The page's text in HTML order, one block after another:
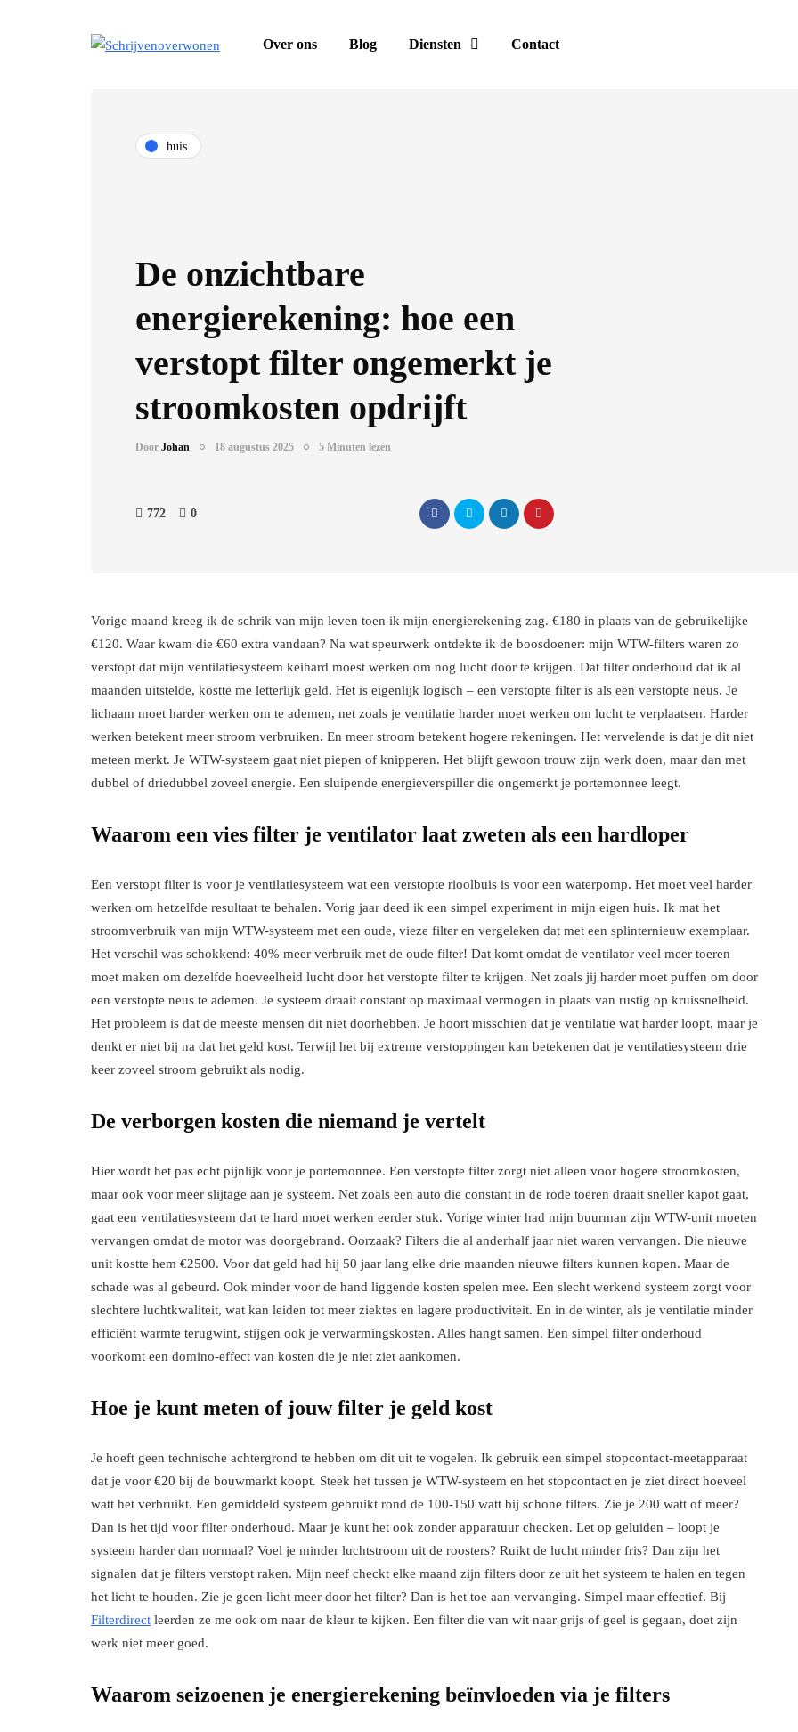
Over ons Blog Diensten Contact
huis
De onzichtbare
energierekening: hoe een
verstopt filter ongemerkt je
stroomkosten opdrijft
Door Johan 18 augustus 2025 5 Minuten lezen
772 0
Vorige maand kreeg ik de schrik van mijn leven toen ik mijn energierekening zag. €180 in plaats van de gebruikelijke
€120. Waar kwam die €60 extra vandaan? Na wat speurwerk ontdekte ik de boosdoener: mijn WTW-filters waren zo
verstopt dat mijn ventilatiesysteem keihard moest werken om nog lucht door te krijgen. Dat filter onderhoud dat ik al
maanden uitstelde, kostte me letterlijk geld. Het is eigenlijk logisch – een verstopte filter is als een verstopte neus. Je
lichaam moet harder werken om te ademen, net zoals je ventilatie harder moet werken om lucht te verplaatsen. Harder
werken betekent meer stroom verbruiken. En meer stroom betekent hogere rekeningen. Het vervelende is dat je dit niet
meteen merkt. Je WTW-systeem gaat niet piepen of knipperen. Het blijft gewoon trouw zijn werk doen, maar dan met
dubbel of driedubbel zoveel energie. Een sluipende energieverspiller die ongemerkt je portemonnee leegt.
Waarom een vies filter je ventilator laat zweten als een hardloper
Een verstopt filter is voor je ventilatiesysteem wat een verstopte rioolbuis is voor een waterpomp. Het moet veel harder
werken om hetzelfde resultaat te behalen. Vorig jaar deed ik een simpel experiment in mijn eigen huis. Ik mat het
stroomverbruik van mijn WTW-systeem met een oude, vieze filter en vergeleken dat met een splinternieuw exemplaar.
Het verschil was schokkend: 40% meer verbruik met de oude filter! Dat komt omdat de ventilator veel meer toeren
moet maken om dezelfde hoeveelheid lucht door het verstopte filter te krijgen. Net zoals jij harder moet puffen om door
een verstopte neus te ademen. Je systeem draait constant op maximaal vermogen in plaats van rustig op kruissnelheid.
Het probleem is dat de meeste mensen dit niet doorhebben. Je hoort misschien dat je ventilatie wat harder loopt, maar je
denkt er niet bij na dat het geld kost. Terwijl het bij extreme verstoppingen kan betekenen dat je ventilatiesysteem drie
keer zoveel stroom gebruikt als nodig.
De verborgen kosten die niemand je vertelt
Hier wordt het pas echt pijnlijk voor je portemonnee. Een verstopte filter zorgt niet alleen voor hogere stroomkosten,
maar ook voor meer slijtage aan je systeem. Net zoals een auto die constant in de rode toeren draait sneller kapot gaat,
gaat een ventilatiesysteem dat te hard moet werken eerder stuk. Vorige winter had mijn buurman zijn WTW-unit moeten
vervangen omdat de motor was doorgebrand. Oorzaak? Filters die al anderhalf jaar niet waren vervangen. Die nieuwe
unit kostte hem €2500. Voor dat geld had hij 50 jaar lang elke drie maanden nieuwe filters kunnen kopen. Maar de
schade was al gebeurd. Ook minder voor de hand liggende kosten spelen mee. Een slecht werkend systeem zorgt voor
slechtere luchtkwaliteit, wat kan leiden tot meer ziektes en lagere productiviteit. En in de winter, als je ventilatie minder
efficiënt warmte terugwint, stijgen ook je verwarmingskosten. Alles hangt samen. Een simpel filter onderhoud
voorkomt een domino-effect van kosten die je niet ziet aankomen.
Hoe je kunt meten of jouw filter je geld kost
Je hoeft geen technische achtergrond te hebben om dit uit te vogelen. Ik gebruik een simpel stopcontact-meetapparaat
dat je voor €20 bij de bouwmarkt koopt. Steek het tussen je WTW-systeem en het stopcontact en je ziet direct hoeveel
watt het verbruikt. Een gemiddeld systeem gebruikt rond de 100-150 watt bij schone filters. Zie je 200 watt of meer?
Dan is het tijd voor filter onderhoud. Maar je kunt het ook zonder apparatuur checken. Let op geluiden – loopt je
systeem harder dan normaal? Voel je minder luchtstroom uit de roosters? Ruikt de lucht minder fris? Dan zijn het
signalen dat je filters verstopt raken. Mijn neef checkt elke maand zijn filters door ze uit het systeem te halen en tegen
het licht te houden. Zie je geen licht meer door het filter? Dan is het toe aan vervanging. Simpel maar effectief. Bij
Filterdirect leerden ze me ook om naar de kleur te kijken. Een filter die van wit naar grijs of geel is gegaan, doet zijn
werk niet meer goed.
Waarom seizoenen je energierekening beïnvloeden via je filters